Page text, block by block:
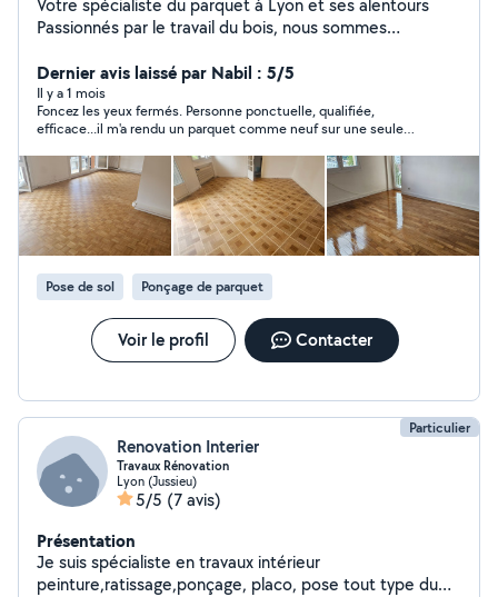
Votre spécialiste du parquet à Lyon et ses alentours
Passionnés par le travail du bois, nous sommes
tous types de parquets. Notre objectif est de donner
une nouvelle vie à vos sols en vous garantissant un
travail soigné, durable et réalisé avec des finitions de
haute qualité. Nos services : * Pose de parquet massif,
contrecollé et stratifié * Ponçage de parquet *
Vitrification, huilage et mise en cire * Rénovation et
réparation de parquet ancien * Conseils personnalisés
et devis gratuits Pourquoi nous choisir ? * Travail soigné
et finitions haut de gamme * Respect des délais *
Matériaux de qualité * Tarifs transparents * Intervention
à Lyon et dans toute sa région
Dernier avis laissé par Nabil : 5/5
Il y a 1 mois
Foncez les yeux fermés. Personne ponctuelle, qualifiée,
efficace...il m'a rendu un parquet comme neuf sur une seule
Pose de sol Ponçage de parquet
Voir le profil Contacter
Particulier
Renovation Interier
Travaux Rénovation
Lyon (Jussieu)
5/5 (7 avis)
Présentation
Je suis spécialiste en travaux intérieur
peinture,ratissage,ponçage, placo, pose tout type du